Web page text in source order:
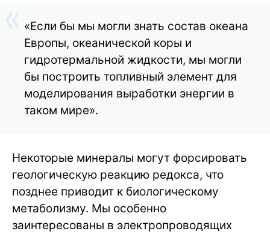
«Если бы мы могли знать состав океана
Европы, океанической коры и
гидротермальной жидкости, мы могли
бы построить топливный элемент для
моделирования выработки энергии в
таком мире».
Некоторые минералы могут форсировать
геологическую реакцию редокса, что
позднее приводит к биологическому
метаболизму. Мы особенно
заинтересованы в электропроводящих